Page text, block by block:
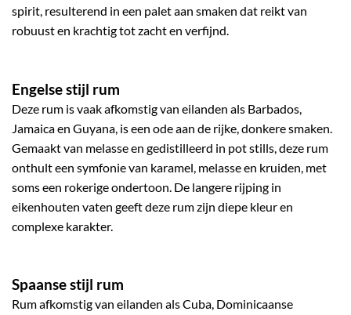
spirit, resulterend in een palet aan smaken dat reikt van
robuust en krachtig tot zacht en verfijnd.
Engelse stijl rum
Deze rum is vaak afkomstig van eilanden als Barbados,
Jamaica en Guyana, is een ode aan de rijke, donkere smaken.
Gemaakt van melasse en gedistilleerd in pot stills, deze rum
onthult een symfonie van karamel, melasse en kruiden, met
soms een rokerige ondertoon. De langere rijping in
eikenhouten vaten geeft deze rum zijn diepe kleur en
complexe karakter.
Spaanse stijl rum
Rum afkomstig van eilanden als Cuba, Dominicaanse